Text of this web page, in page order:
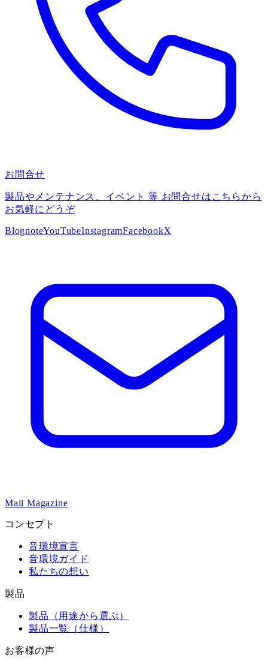
お問合せ
製品やメンテナンス、イベント 等 お問合せはこちらから
お気軽にどうぞ
BlognoteYouTubeInstagramFacebookX
Mail Magazine
コンセプト
音環境宣言
音環境ガイド
私たちの想い
製品
製品（用途から選ぶ）
製品一覧（仕様）
お客様の声